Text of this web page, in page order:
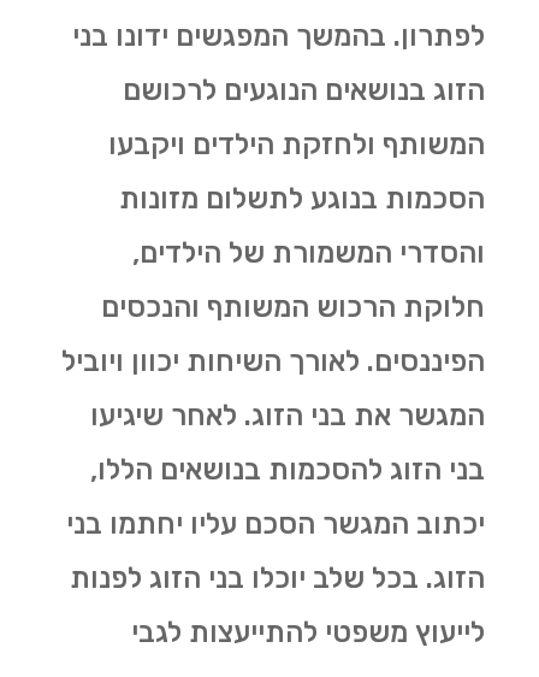
לפתרון. בהמשך המפגשים ידונו בני
הזוג בנושאים הנוגעים לרכושם
המשותף ולחזקת הילדים ויקבעו
הסכמות בנוגע לתשלום מזונות
והסדרי המשמורת של הילדים,
חלוקת הרכוש המשותף והנכסים
הפיננסים. לאורך השיחות יכוון ויוביל
המגשר את בני הזוג. לאחר שיגיעו
בני הזוג להסכמות בנושאים הללו,
יכתוב המגשר הסכם עליו יחתמו בני
הזוג. בכל שלב יוכלו בני הזוג לפנות
לייעוץ משפטי להתייעצות לגבי